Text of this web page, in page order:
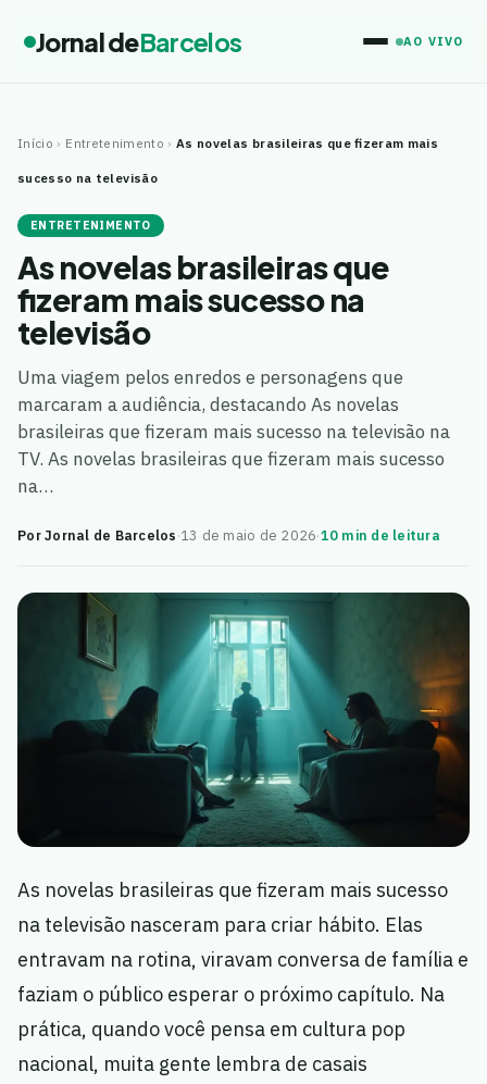
Jornal deBarcelos AO VIVO
Início › Entretenimento › As novelas brasileiras que fizeram mais
sucesso na televisão
ENTRETENIMENTO
As novelas brasileiras que
fizeram mais sucesso na
televisão
Uma viagem pelos enredos e personagens que
marcaram a audiência, destacando As novelas
brasileiras que fizeram mais sucesso na televisão na
TV. As novelas brasileiras que fizeram mais sucesso
na…
Por Jornal de Barcelos·13 de maio de 2026·10 min de leitura
As novelas brasileiras que fizeram mais sucesso
na televisão nasceram para criar hábito. Elas
entravam na rotina, viravam conversa de família e
faziam o público esperar o próximo capítulo. Na
prática, quando você pensa em cultura pop
nacional, muita gente lembra de casais